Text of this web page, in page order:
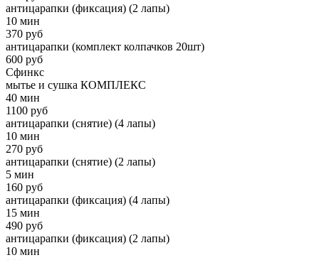
антицарапки (фиксация) (2 лапы)
10 мин
370 руб
антицарапки (комплект колпачков 20шт)
600 руб
Сфинкс
мытье и сушка КОМПЛЕКС
40 мин
1100 руб
антицарапки (снятие) (4 лапы)
10 мин
270 руб
антицарапки (снятие) (2 лапы)
5 мин
160 руб
антицарапки (фиксация) (4 лапы)
15 мин
490 руб
антицарапки (фиксация) (2 лапы)
10 мин